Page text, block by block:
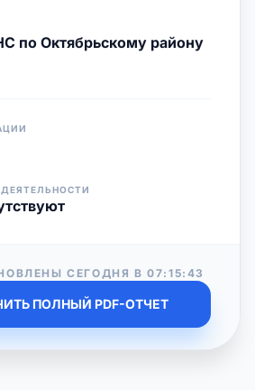
по Октябрьскому району
СЕГОДНЯ В07:15:43
ПОЛНЫЙ PDF-ОТЧЕТ